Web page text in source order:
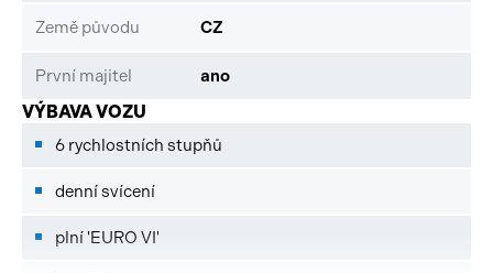
Země původu CZ
První majitel ano
VÝBAVA VOZU
6 rychlostních stupňů
denní svícení
plní 'EURO VI'